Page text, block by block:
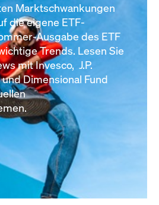
Marktschwankungen
die eigene ETF-
Ausgabe des ETF
Trends. Lesen Sie
mit Invesco, J.P.
Dimensional Fund